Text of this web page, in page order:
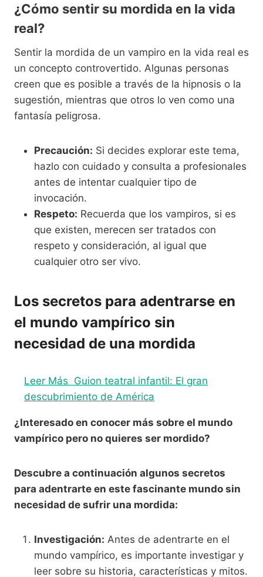
¿Cómo sentir su mordida en la vida
real?
Sentir la mordida de un vampiro en la vida real es
un concepto controvertido. Algunas personas
creen que es posible a través de la hipnosis o la
sugestión, mientras que otros lo ven como una
fantasía peligrosa.
Precaución: Si decides explorar este tema,
hazlo con cuidado y consulta a profesionales
antes de intentar cualquier tipo de
invocación.
Respeto: Recuerda que los vampiros, si es
que existen, merecen ser tratados con
respeto y consideración, al igual que
cualquier otro ser vivo.
Los secretos para adentrarse en
el mundo vampírico sin
necesidad de una mordida
Leer Más Guion teatral infantil: El gran
descubrimiento de América
¿Interesado en conocer más sobre el mundo
vampírico pero no quieres ser mordido?
Descubre a continuación algunos secretos
para adentrarte en este fascinante mundo sin
necesidad de sufrir una mordida:
Investigación: Antes de adentrarte en el
mundo vampírico, es importante investigar y
leer sobre su historia, características y mitos.